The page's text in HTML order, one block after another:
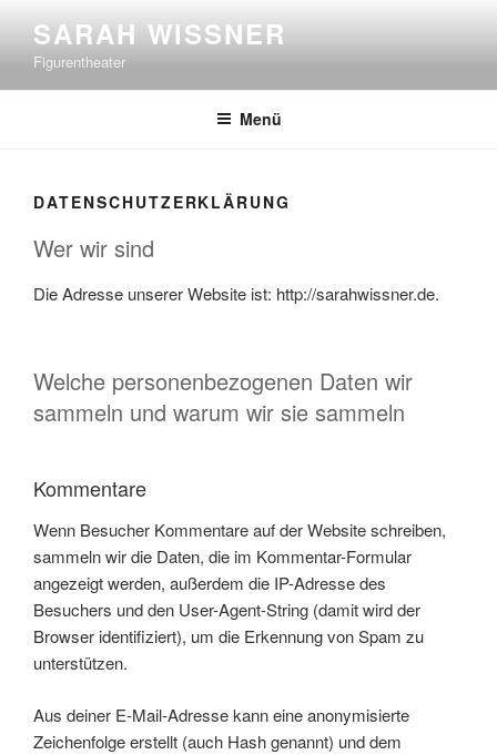
Inhalt
springen
SARAH WISSNER
Figurentheater
Menü
DATENSCHUTZERKLÄRUNG
Wer wir sind
Die Adresse unserer Website ist: http://sarahwissner.de.
Welche personenbezogenen Daten wir
sammeln und warum wir sie sammeln
Kommentare
Wenn Besucher Kommentare auf der Website schreiben,
sammeln wir die Daten, die im Kommentar-Formular
angezeigt werden, außerdem die IP-Adresse des
Besuchers und den User-Agent-String (damit wird der
Browser identifiziert), um die Erkennung von Spam zu
unterstützen.
Aus deiner E-Mail-Adresse kann eine anonymisierte
Zeichenfolge erstellt (auch Hash genannt) und dem